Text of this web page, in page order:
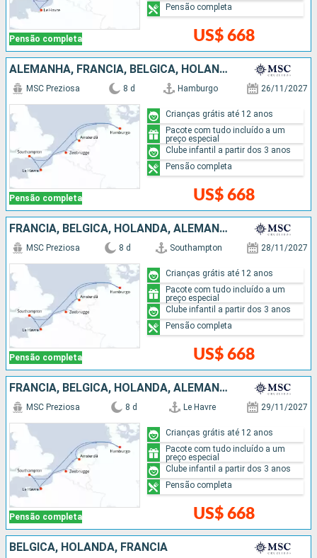
Pensão completa US$ 668
Pensão completa
ALEMANHA, FRANCIA, BÉLGICA, HOLANDA
Pensão completa
MSC Preziosa 8 d Hamburgo 26/11/2027
US$ 668
Crianças grátis até 12 anos
Pacote com tudo incluído a um
preço especial
Clube infantil a partir dos 3 anos
Pensão completa
FRANCIA, BÉLGICA, HOLANDA, ALEMANHA
Pensão completa
MSC Preziosa 8 d Southampton 28/11/2027
US$ 668
Crianças grátis até 12 anos
Pacote com tudo incluído a um
preço especial
Clube infantil a partir dos 3 anos
Pensão completa
FRANCIA, BÉLGICA, HOLANDA, ALEMANHA
Pensão completa
MSC Preziosa 8 d Le Havre 29/11/2027
US$ 668
Crianças grátis até 12 anos
Pacote com tudo incluído a um
preço especial
Clube infantil a partir dos 3 anos
Pensão completa
BÉLGICA, HOLANDA, FRANCIA